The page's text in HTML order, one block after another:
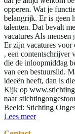
opperen. Wat je
belangrijk. Er is geen
talenten. Dat bevalt
vacatures Als mensen
Er zijn vacatures voor
, een contentschrijver
die de inloopmiddag
van een bestuurslid.
ideeën heeft, dan is
Kijk op
naar
Beeld: Stichting
Lees meer